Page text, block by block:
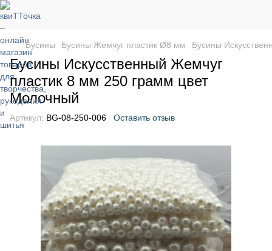
Бусины Бусины Жемчуг пластик Ø8 мм Бусины
Бусины Искусственный Жемчуг
пластик 8 мм 250 грамм цвет
Молочный
Артикул: BG-08-250-006 Оставить отзыв